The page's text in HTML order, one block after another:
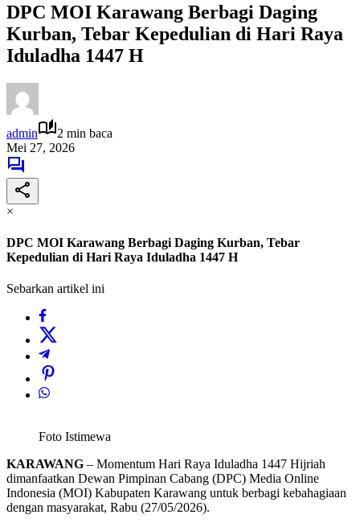
DPC MOI Karawang Berbagi Daging
Kurban, Tebar Kepedulian di Hari Raya
Iduladha 1447 H
admin
2 min baca
Mei 27, 2026
×
DPC MOI Karawang Berbagi Daging Kurban, Tebar
Kepedulian di Hari Raya Iduladha 1447 H
Sebarkan artikel ini
Foto Istimewa
KARAWANG – Momentum Hari Raya Iduladha 1447 Hijriah
dimanfaatkan Dewan Pimpinan Cabang (DPC) Media Online
Indonesia (MOI) Kabupaten Karawang untuk berbagi kebahagiaan
dengan masyarakat, Rabu (27/05/2026).